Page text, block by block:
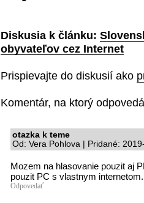
Diskusia k článku:
obyvateľov cez Internet
Prispievajte do diskusií ako
Komentár, na ktorý
otazka k teme
Od: Vera Pohlova | Pridané:
Mozem na hlasovanie pouzit aj
pouzit PC s vlastnym
Odpovedať